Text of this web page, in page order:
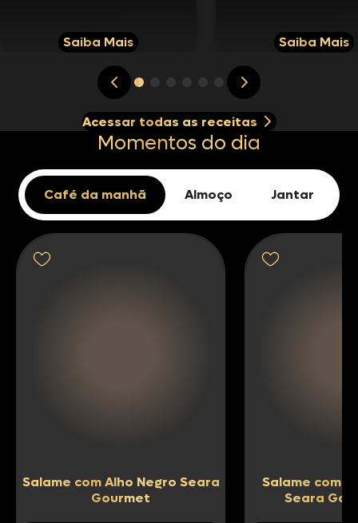
Saiba Mais Saiba Mais
Acessar todas as receitas
Momentos do dia
Café da manhã Almoço Jantar
Salame com Alho Negro Seara
Gourmet
Salame com
Seara